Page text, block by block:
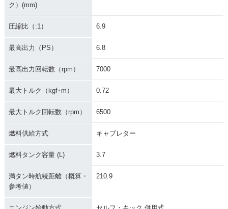
ク）(mm)
圧縮比（:1） 6.9
最高出力（PS） 6.8
最高出力回転数（rpm） 7000
最大トルク（kgf･m） 0.72
最大トルク回転数（rpm） 6500
燃料供給方式 キャブレター
燃料タンク容量 (L) 3.7
満タン時航続距離（概算・
参考値）
210.9